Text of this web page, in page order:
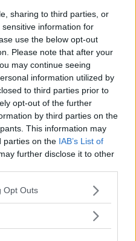
sharing to third parties, or
information for
use the below opt-out
Please note that after your
may continue seeing
information utilized by
to third parties prior to
opt-out of the further
by third parties on the
This information may
parties on the IAB’s List of
further disclose it to other
uses one or more Google
behaviour. You may click to
purposes in below Google
Opt Outs
Kalmar
TILL LAND